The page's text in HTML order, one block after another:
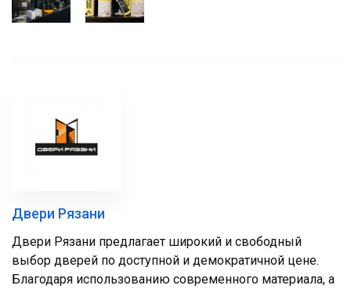
Двери Рязани
Двери Рязани предлагает широкий и свободный
выбор дверей по доступной и демократичной цене.
Благодаря использованию современного материала, а